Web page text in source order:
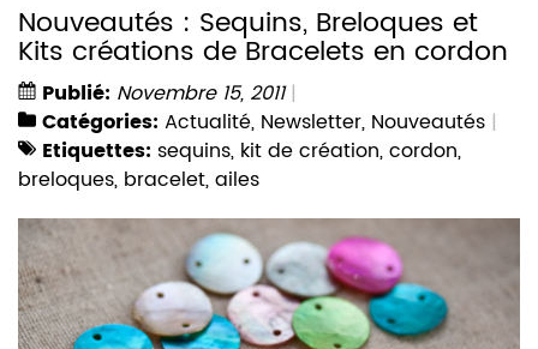
Nouveautés : Sequins, Breloques et
Kits créations de Bracelets en cordon
Publié: Novembre 15, 2011
Catégories: Actualité, Newsletter, Nouveautés
Etiquettes: sequins, kit de création,cordon,
breloques, bracelet,ailes